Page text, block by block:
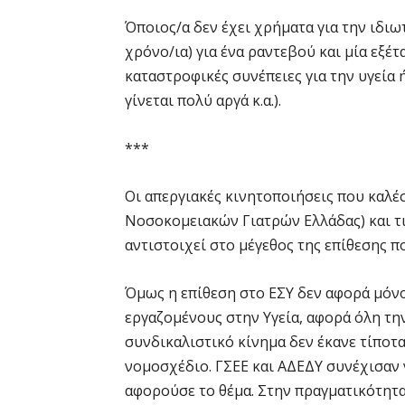
Όποιος/α δεν έχει χρήματα για την
χρόνο/ια) για ένα ραντεβού και μία
καταστροφικές συνέπειες για την
γίνεται πολύ αργά κ.α.).
***
Οι απεργιακές κινητοποιήσεις που
Νοσοκομειακών Γιατρών Ελλάδας) και
αντιστοιχεί στο μέγεθος της επίθεσης
Όμως η επίθεση στο ΕΣΥ δεν αφορά
εργαζομένους στην Υγεία, αφορά όλη
συνδικαλιστικό κίνημα δεν έκανε
νομοσχέδιο. ΓΣΕΕ και ΑΔΕΔΥ
αφορούσε το θέμα. Στην